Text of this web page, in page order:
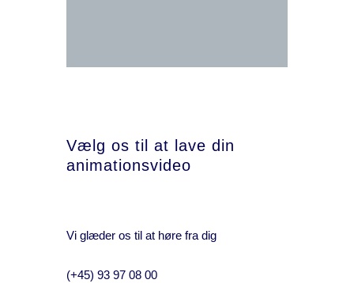
Vælg os til at lave din
animationsvideo
Vi glæder os til at høre fra dig
(+45) 93 97 08 00